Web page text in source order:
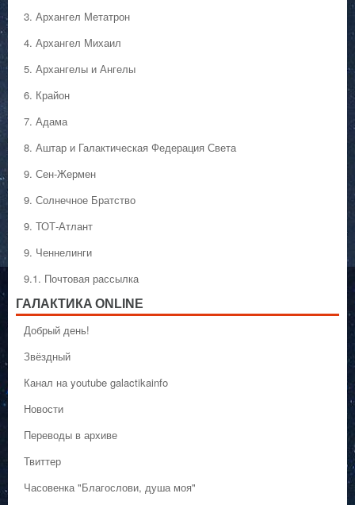
3. Архангел Метатрон
4. Архангел Михаил
5. Архангелы и Ангелы
6. Крайон
7. Адама
8. Аштар и Галактическая Федерация Света
9. Сен-Жермен
9. Солнечное Братство
9. ТОТ-Атлант
9. Ченнелинги
9.1. Почтовая рассылка
ГАЛАКТИКA ONLINE
Добрый день!
Звёздный
Канал на youtube galactikainfo
Новости
Переводы в архиве
Твиттер
Часовенка "Благослови, душа моя"